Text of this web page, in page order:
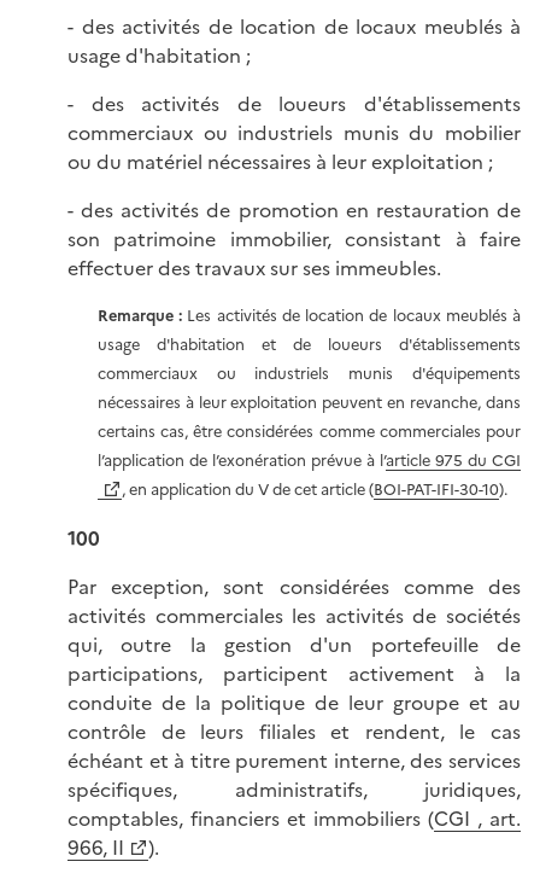
- des activités de location de locaux meublés à
usage d'habitation ;
- des activités de loueurs d'établissements
commerciaux ou industriels munis du mobilier
ou du matériel nécessaires à leur exploitation ;
- des activités de promotion en restauration de
son patrimoine immobilier, consistant à faire
effectuer des travaux sur ses immeubles.
Remarque : Les activités de location de locaux meublés à
usage d'habitation et de loueurs d'établissements
commerciaux ou industriels munis d'équipements
nécessaires à leur exploitation peuvent en revanche, dans
certains cas, être considérées comme commerciales pour
l’application de l’exonération prévue à l’article 975 du CGI
, en application du V de cet article (BOI-PAT-IFI-30-10).
100
Par exception, sont considérées comme des
activités commerciales les activités de sociétés
qui, outre la gestion d'un portefeuille de
participations, participent activement à la
conduite de la politique de leur groupe et au
contrôle de leurs filiales et rendent, le cas
échéant et à titre purement interne, des services
spécifiques, administratifs, juridiques,
comptables, financiers et immobiliers (CGI , art.
966, II
).